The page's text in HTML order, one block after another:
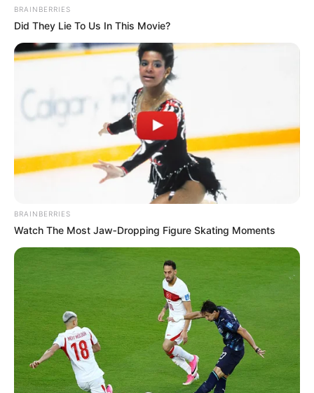
BRAINBERRIES
Did They Lie To Us In This Movie?
BRAINBERRIES
Watch The Most Jaw‑Dropping Figure Skating Moments